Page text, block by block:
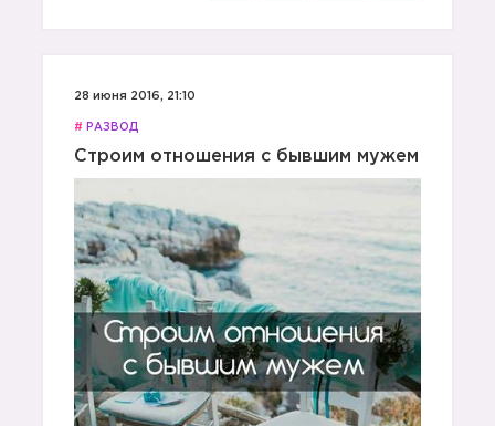
28 июня 2016, 21:10
# РАЗВОД
Строим отношения с бывшим мужем